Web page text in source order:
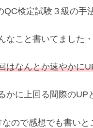
QC検定試験３級の手
なこと書いてました・
はなんとか速やかに
かに上回る間際のUP
ので感想でも書い